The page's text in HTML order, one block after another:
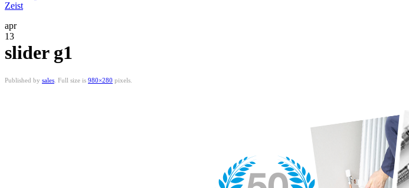
Zeist
apr
13
slider g1
Published by sales . Full size is 980×280 pixels.